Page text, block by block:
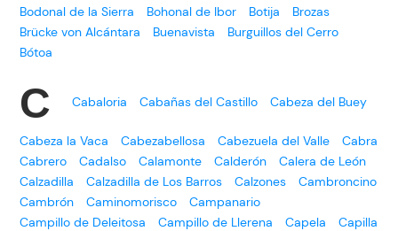
Bodonal de la Sierra
Bohonal de Ibor Botija
Brozas
Brücke von Alcántara
Buenavista
Burguillos del Cerro
Bótoa
C Cabaloria Cabañas del Castillo Cabeza del Buey
Cabeza la Vaca Cabezabellosa Cabezuela del Valle
Cabra
Cabrero
Cadalso Calamonte Calderón
Calera de León
Calzadilla
Calzadilla de Los Barros Calzones
Cambroncino
Cambrón
Caminomorisco
Campanario
Campillo de Deleitosa
Campillo de Llerena Capela
Capilla